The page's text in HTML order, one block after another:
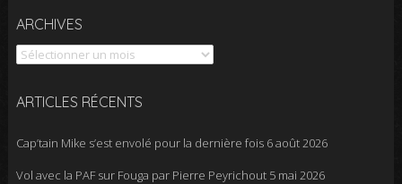
ARCHIVES
Archives
ARTICLES RÉCENTS
Cap’tain Mike s’est envolé pour la dernière fois 6 août 2026
Vol avec la PAF sur Fouga par Pierre Peyrichout 5 mai 2026